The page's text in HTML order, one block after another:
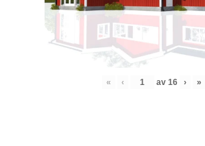
« ‹ av 16 › »